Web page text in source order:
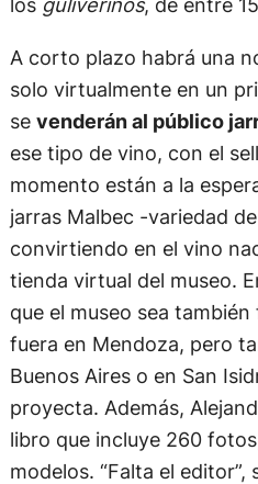
los guliverinos, de entre
A corto plazo habrá una
solo virtualmente en un
se venderán al público
ese tipo de vino, con el
momento están a la
jarras Malbec -variedad
convirtiendo en el vino
tienda virtual del museo.
que el museo sea
fuera en Mendoza, pero
Buenos Aires o en San
proyecta. Además,
libro que incluye 260
modelos. “Falta el editor”,